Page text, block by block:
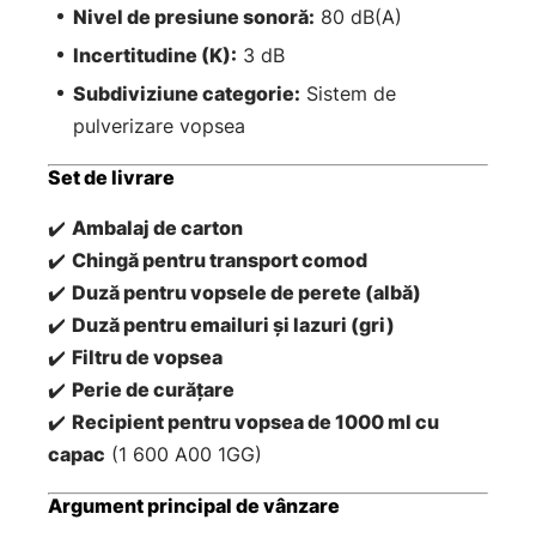
Nivel de presiune sonoră: 80 dB(A)
Incertitudine (K): 3 dB
Subdiviziune categorie: Sistem de
pulverizare vopsea
Set de livrare
✔️ Ambalaj de carton
✔️ Chingă pentru transport comod
✔️ Duză pentru vopsele de perete (albă)
✔️ Duză pentru emailuri și lazuri (gri)
✔️ Filtru de vopsea
✔️ Perie de curățare
✔️ Recipient pentru vopsea de 1000 ml cu
capac (1 600 A00 1GG)
Argument principal de vânzare